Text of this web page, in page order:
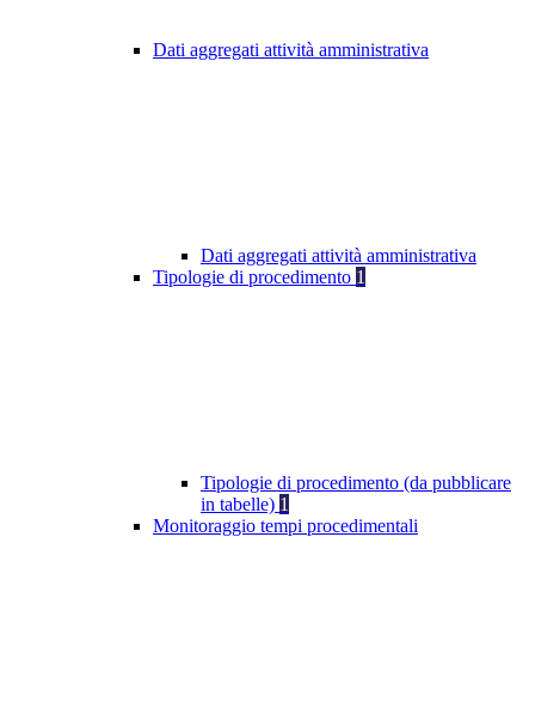
Dati aggregati attività amministrativa
Dati aggregati attività amministrativa
Tipologie di procedimento 1
Tipologie di procedimento (da pubblicare
in tabelle) 1
Monitoraggio tempi procedimentali